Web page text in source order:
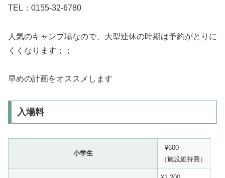
TEL：0155-32-6780
人気のキャンプ場なので、大型連休の時期は予約がとりに
くくなります；；
早めの計画をオススメします
入場料
小学生
¥600
（施設維持費）